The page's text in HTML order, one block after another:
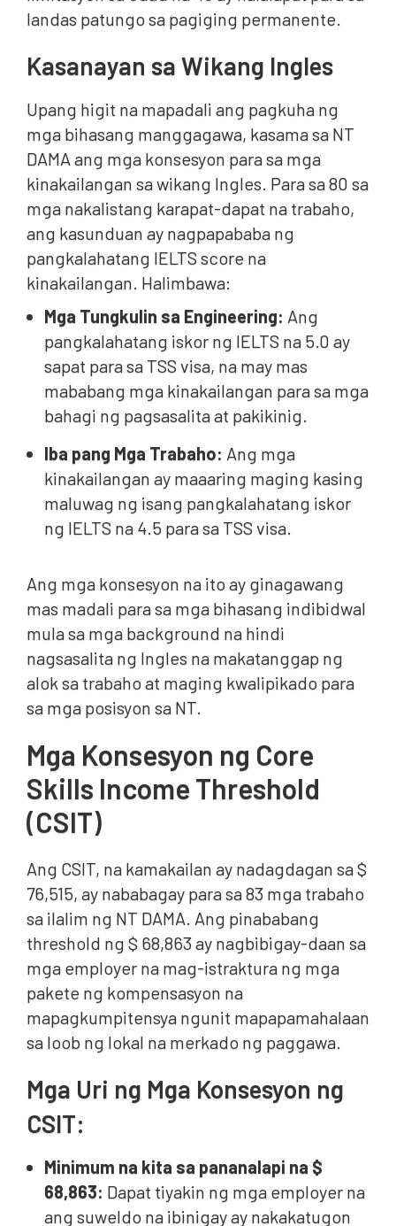
landas patungo sa pagiging permanente.
Kasanayan sa Wikang Ingles
Upang higit na mapadali ang pagkuha ng
mga bihasang manggagawa, kasama sa NT
DAMA ang mga konsesyon para sa mga
kinakailangan sa wikang Ingles. Para sa 80 sa
mga nakalistang karapat-dapat na trabaho,
ang kasunduan ay nagpapababa ng
pangkalahatang IELTS score na
kinakailangan. Halimbawa:
Mga Tungkulin sa Engineering: Ang
pangkalahatang iskor ng IELTS na 5.0 ay
sapat para sa TSS visa, na may mas
mababang mga kinakailangan para sa mga
bahagi ng pagsasalita at pakikinig.
Iba pang Mga Trabaho: Ang mga
kinakailangan ay maaaring maging kasing
maluwag ng isang pangkalahatang iskor
ng IELTS na 4.5 para sa TSS visa.
Ang mga konsesyon na ito ay ginagawang
mas madali para sa mga bihasang indibidwal
mula sa mga background na hindi
nagsasalita ng Ingles na makatanggap ng
alok sa trabaho at maging kwalipikado para
sa mga posisyon sa NT.
Mga Konsesyon ng Core
Skills Income Threshold
(CSIT)
Ang CSIT, na kamakailan ay nadagdagan sa $
76,515, ay nababagay para sa 83 mga trabaho
sa ilalim ng NT DAMA. Ang pinababang
threshold ng $ 68,863 ay nagbibigay-daan sa
mga employer na mag-istraktura ng mga
pakete ng kompensasyon na
mapagkumpitensya ngunit mapapamahalaan
sa loob ng lokal na merkado ng paggawa.
Mga Uri ng Mga Konsesyon ng
CSIT:
Minimum na kita sa pananalapi na $
68,863: Dapat tiyakin ng mga employer na
ang suweldo na ibinigay ay nakakatugon